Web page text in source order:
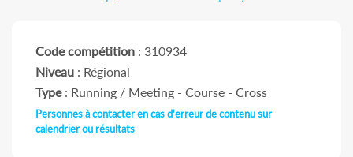
Code compétition : 310934
Niveau : Régional
Type: Running / Meeting - Course - Cross
Personnes à contacter en cas d'erreur de contenu sur
calendrier ou résultats